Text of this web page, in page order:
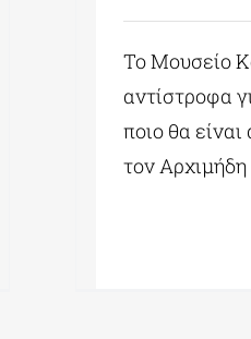
To Μουσείο
αντίστροφα
ποιο θα
τον Αρχιμήδη